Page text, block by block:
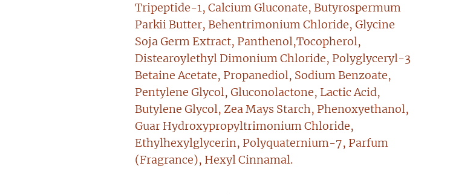
Tripeptide-1, Calcium Gluconate, Butyrospermum
Parkii Butter, Behentrimonium Chloride, Glycine
Soja Germ Extract, Panthenol,Tocopherol,
Distearoylethyl Dimonium Chloride, Polyglyceryl-3
Betaine Acetate, Propanediol, Sodium Benzoate,
Pentylene Glycol, Gluconolactone, Lactic Acid,
Butylene Glycol, Zea Mays Starch, Phenoxyethanol,
Guar Hydroxypropyltrimonium Chloride,
Ethylhexylglycerin, Polyquaternium-7, Parfum
(Fragrance), Hexyl Cinnamal.